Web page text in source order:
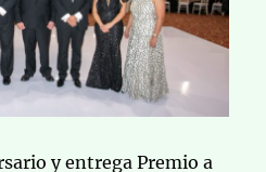
y entrega Premio a